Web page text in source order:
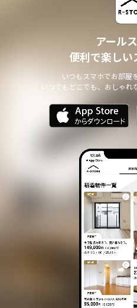
アール
便利で楽しい
いつもスマホでお部屋
いつでもどこでも、おしゃれ